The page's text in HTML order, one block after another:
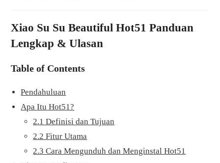
Xiao Su Su Beautiful Hot51 Panduan
Lengkap & Ulasan
Table of Contents
Pendahuluan
Apa Itu Hot51?
2.1 Definisi dan Tujuan
2.2 Fitur Utama
2.3 Cara Mengunduh dan Menginstal Hot51